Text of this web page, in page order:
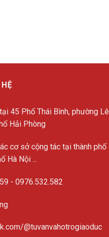
45 Phố Thái Bình, phường Lê
Hải Phòng
cơ sở cộng tác tại thành phố
Hà Nội ...
- 0976.532.582
@tuvanvahotrogiaoduc